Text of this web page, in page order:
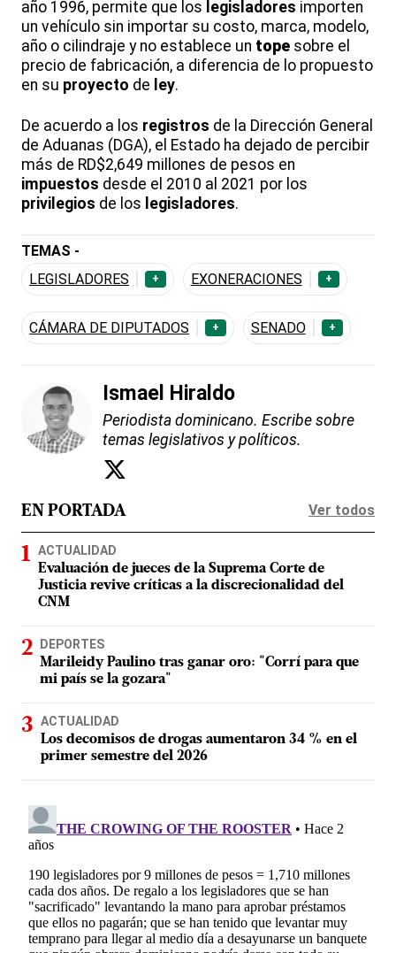
año 1996, permite que los legisladores importen
un vehículo sin importar su costo, marca, modelo,
año o cilindraje y no establece un tope sobre el
precio de fabricación, a diferencia de lo propuesto
en su proyecto de ley.
De acuerdo a los registros de la Dirección General
de Aduanas (DGA), el Estado ha dejado de percibir
más de RD$2,649 millones de pesos en
impuestos desde el 2010 al 2021 por los
privilegios de los legisladores.
TEMAS -
LEGISLADORES
+ EXONERACIONES +
CÁMARA DE DIPUTADOS + SENADO +
Ismael Hiraldo
Periodista dominicano. Escribe sobre
temas legislativos y políticos.
EN PORTADA Ver todos
ACTUALIDAD
Evaluación de jueces de la Suprema Corte de
Justicia revive críticas a la discrecionalidad del
CNM
DEPORTES
Marileidy Paulino tras ganar oro: "Corrí para que
mi país se la gozara"
ACTUALIDAD
Los decomisos de drogas aumentaron 34 % en el
primer semestre del 2026